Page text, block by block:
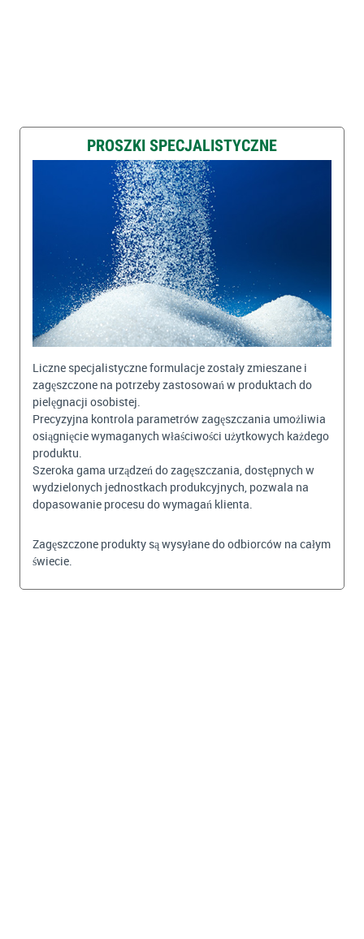
PROSZKI SPECJALISTYCZNE
Liczne specjalistyczne formulacje zostały zmieszane i
zagęszczone na potrzeby zastosowań w produktach do
pielęgnacji osobistej.
Precyzyjna kontrola parametrów zagęszczania umożliwia
osiągnięcie wymaganych właściwości użytkowych każdego
produktu.
Szeroka gama urządzeń do zagęszczania, dostępnych w
wydzielonych jednostkach produkcyjnych, pozwala na
dopasowanie procesu do wymagań klienta.
Zagęszczone produkty są wysyłane do odbiorców na całym
świecie.